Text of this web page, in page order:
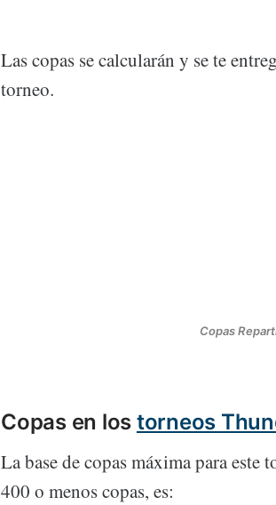
Las copas se calcularán y se te
torneo.
Copas
Copas en los torneos
La base de copas máxima para este
400 o menos copas, es: